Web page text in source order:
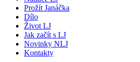
Prožít Janáčka
Dílo
Život LJ
Jak začít s LJ
Novinky NLJ
Kontakty